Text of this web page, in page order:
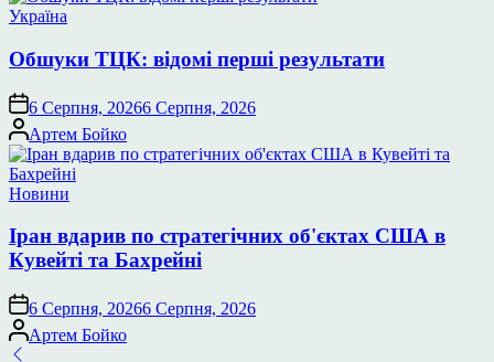
Опублікувати
Україна
Обшуки ТЦК: відомі перші результати
6 Серпня, 20266 Серпня, 2026
Опубліковано
Артем Бойко
Опублікувати
Новини
Іран вдарив по стратегічних об'єктах США в
Кувейті та Бахрейні
6 Серпня, 20266 Серпня, 2026
Опубліковано
Артем Бойко